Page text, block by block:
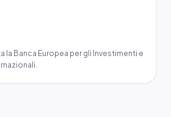
la Banca Europea per gli Investimenti e